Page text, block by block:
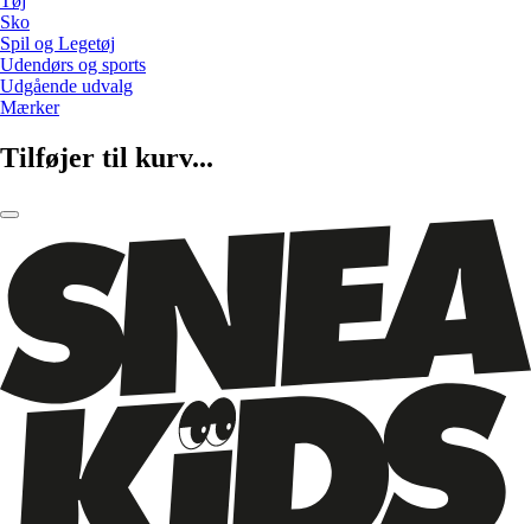
Sko
Spil og Legetøj
Udendørs og sports
Udgående udvalg
Mærker
Tilføjer til kurv...